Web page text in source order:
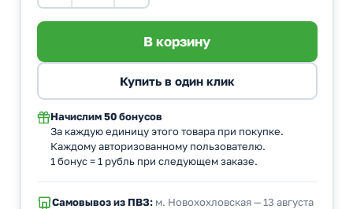
Начислим 50 бонусов
За каждую единицу этого товара при покупке.
Каждому авторизованному пользователю.
1 бонус = 1 рубль при следующем заказе.
Самовывоз из ПВЗ:м. Новохохловская — 13 августа